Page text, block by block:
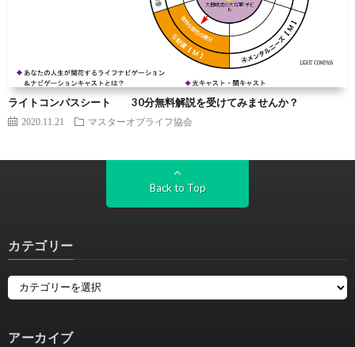
ライトコンパスシート 30分無料解説を受けてみませんか？
2020.11.21 マスターオブライフ協会
Back to Top
カテゴリー
アーカイブ